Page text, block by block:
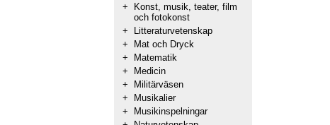
+
Konst, musik, teater, film
och fotokonst
+
Litteraturvetenskap
+
Mat och Dryck
+
Matematik
+
Medicin
+
Militärväsen
+
Musikalier
+
Musikinspelningar